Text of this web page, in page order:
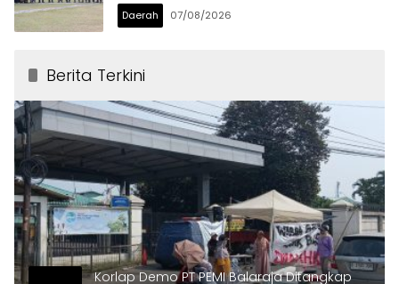
Daerah 07/08/2026
Berita Terkini
Korlap Demo PT PEMI Balaraja Ditangkap